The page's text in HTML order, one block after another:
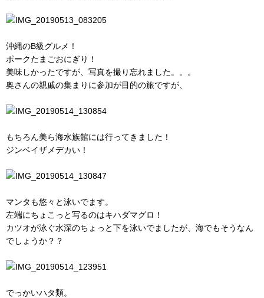
沖縄のB級グルメ！
ポークたまごおにぎり！
美味しかったですが、写真を撮り忘れました。。。
奥さんの親戚の集まりに参加が目的の旅ですが、
もちろん美ら海水族館には行ってきました！
ジンベイザメデカい！
マンタも悠々と泳いでます。
左端にちょこっと写るのはキハダマグロ！
カツオが泳ぐ水深のちょっと下を泳いでましたが、海でもそうなん
でしょうか？？
でっかいハタ類。